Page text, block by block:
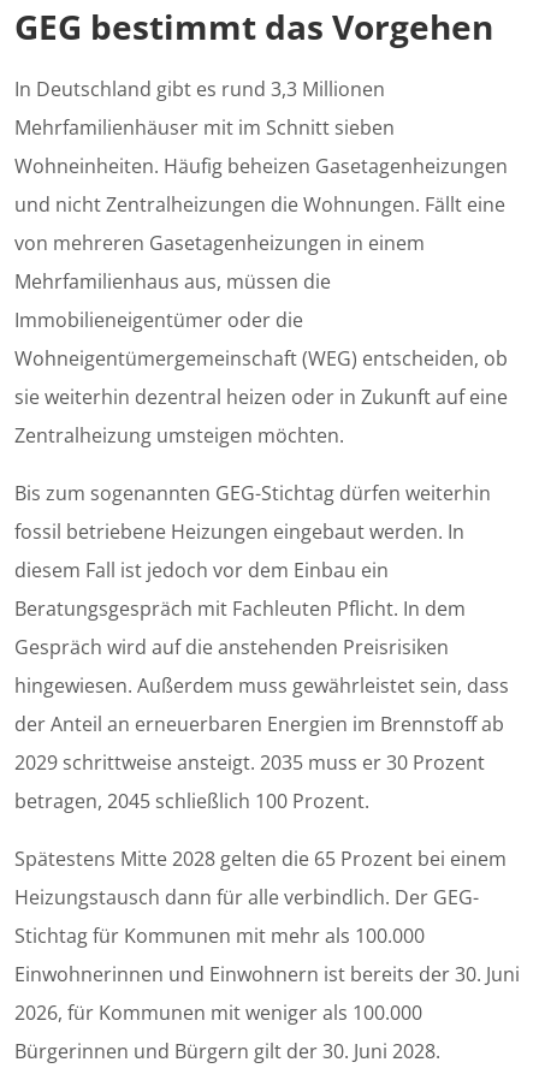
GEG bestimmt das Vorgehen
In Deutschland gibt es rund 3,3 Millionen
Mehrfamilienhäuser mit im Schnitt sieben
Wohneinheiten. Häufig beheizen Gasetagenheizungen
und nicht Zentralheizungen die Wohnungen. Fällt eine
von mehreren Gasetagenheizungen in einem
Mehrfamilienhaus aus, müssen die
Immobilieneigentümer oder die
Wohneigentümergemeinschaft (WEG) entscheiden, ob
sie weiterhin dezentral heizen oder in Zukunft auf eine
Zentralheizung umsteigen möchten.
Bis zum sogenannten GEG-Stichtag dürfen weiterhin
fossil betriebene Heizungen eingebaut werden. In
diesem Fall ist jedoch vor dem Einbau ein
Beratungsgespräch mit Fachleuten Pflicht. In dem
Gespräch wird auf die anstehenden Preisrisiken
hingewiesen. Außerdem muss gewährleistet sein, dass
der Anteil an erneuerbaren Energien im Brennstoff ab
2029 schrittweise ansteigt. 2035 muss er 30 Prozent
betragen, 2045 schließlich 100 Prozent.
Spätestens Mitte 2028 gelten die 65 Prozent bei einem
Heizungstausch dann für alle verbindlich. Der GEG-
Stichtag für Kommunen mit mehr als 100.000
Einwohnerinnen und Einwohnern ist bereits der 30. Juni
2026, für Kommunen mit weniger als 100.000
Bürgerinnen und Bürgern gilt der 30. Juni 2028.